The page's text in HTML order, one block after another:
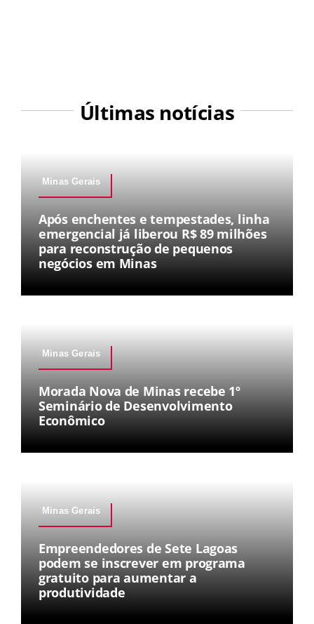
Últimas notícias
Minas Gerais
Após enchentes e tempestades, linha
emergencial já liberou R$ 89 milhões
para reconstrução de pequenos
negócios em Minas
Minas Gerais
Morada Nova de Minas recebe 1º
Seminário de Desenvolvimento
Econômico
Minas Gerais
Empreendedores de Sete Lagoas
podem se inscrever em programa
gratuito para aumentar a
produtividade